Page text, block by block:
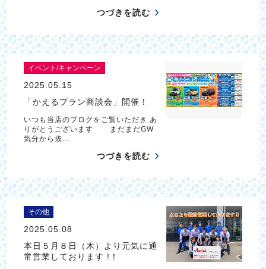
つづきを読む
イベント/キャンペーン
2025.05.15
「かえるプラン商談会」開催！
いつも当店のブログをご覧いただき あ
りがとうございます まだまだGW
気分から抜…
つづきを読む
その他
2025.05.08
本日５月８日（木）より元気に通
常営業しております !！